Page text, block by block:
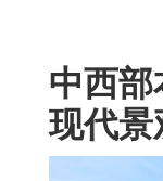
中西
现代